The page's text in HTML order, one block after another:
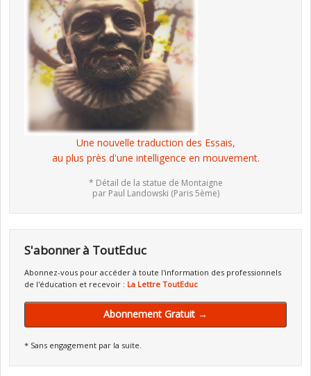
Une nouvelle traduction des Essais,
au plus près d'une intelligence en mouvement.
* Détail de la statue de Montaigne
par Paul Landowski (Paris 5ème)
S'abonner à ToutEduc
Abonnez-vous pour accéder à toute l'information des professionnels
de l'éducation et recevoir : La Lettre ToutEduc
Abonnement Gratuit →
* Sans engagement par la suite.